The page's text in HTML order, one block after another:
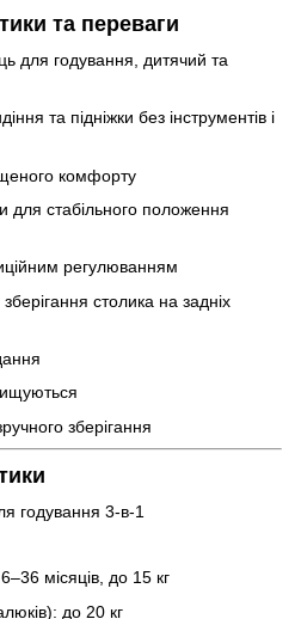
та переваги
для годування, дитячий та
та підніжки без інструментів і
комфорту
для стабільного положення
регулюванням
столика на задніх
зберігання
годування 3-в-1
місяців, до 15 кг
до 20 кг